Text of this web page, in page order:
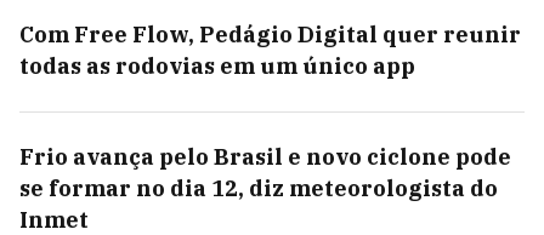
Com Free Flow, Pedágio Digital quer reunir
todas as rodovias em um único app
Frio avança pelo Brasil e novo ciclone pode
se formar no dia 12, diz meteorologista do
Inmet